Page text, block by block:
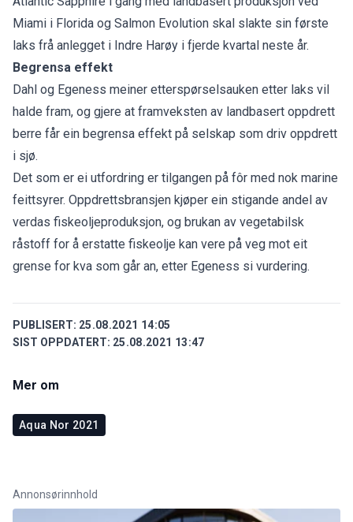
Miami i Florida og Salmon Evolution skal slakte sin første
laks frå anlegget i Indre Harøy i fjerde kvartal neste år.
Begrensa effekt
Dahl og Egeness meiner etterspørselsauken etter laks vil
halde fram, og gjere at framveksten av landbasert oppdrett
berre får ein begrensa effekt på selskap som driv oppdrett
i sjø.
Det som er ei utfordring er tilgangen på fôr med nok marine
feittsyrer. Oppdrettsbransjen kjøper ein stigande andel av
verdas fiskeoljeproduksjon, og brukan av vegetabilsk
råstoff for å erstatte fiskeolje kan vere på veg mot eit
grense for kva som går an, etter Egeness si vurdering.
PUBLISERT: 25.08.2021 14:05
SIST OPPDATERT: 25.08.2021 13:47
Mer om
Aqua Nor 2021
Annonsørinnhold